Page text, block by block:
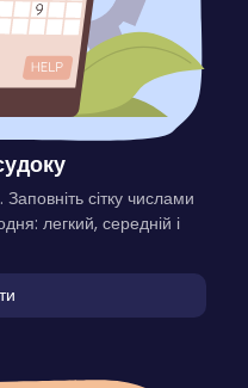
сітку числами
легкий, середній і